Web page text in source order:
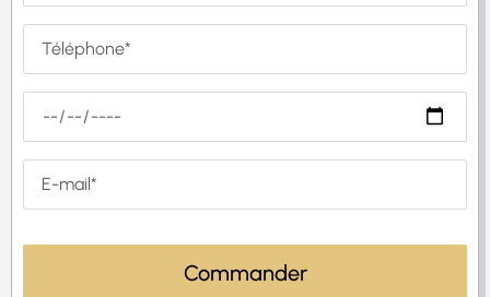
Commander